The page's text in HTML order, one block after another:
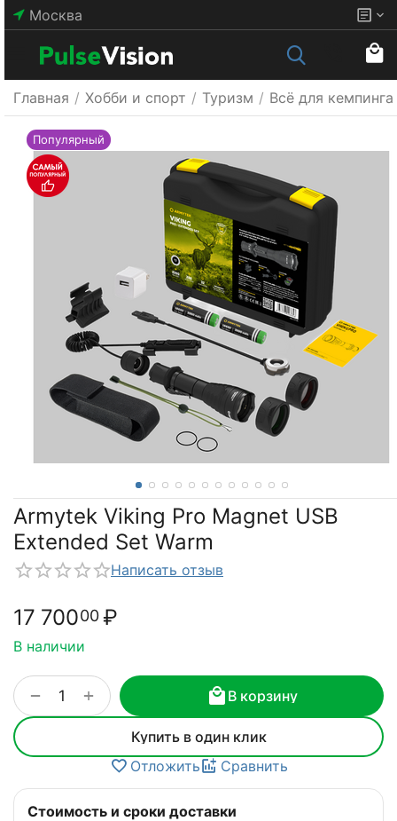
Москва
Главная / Хобби и спорт / Туризм / Всё для кемпинга
Популярный
Armytek Viking Pro Magnet USB
Extended Set Warm
Написать отзыв
17 70000 ₽
В наличии
+
− В корзину
Купить в один клик
Отложить
Сравнить
Стоимость и сроки доставки